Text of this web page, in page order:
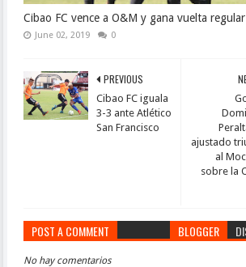
Cibao FC vence a O&M y gana vuelta
June 02, 2019 0
ajustado
al
sobre la
PREVIOUS
Cibao FC iguala
3-3 ante Atlético
San Francisco
POST A COMMENT BLOGGER
No hay comentarios